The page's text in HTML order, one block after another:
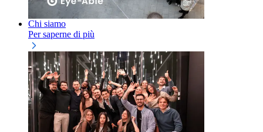
Chi siamo
Per saperne di più